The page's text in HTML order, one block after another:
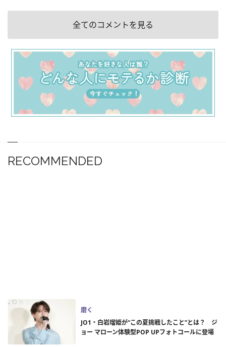
全てのコメントを見る
RECOMMENDED
磨く
JO1・白岩瑠姫が“この夏挑戦したこと”とは？ ジ
ョー マローン体験型POP UPフォトコールに登場